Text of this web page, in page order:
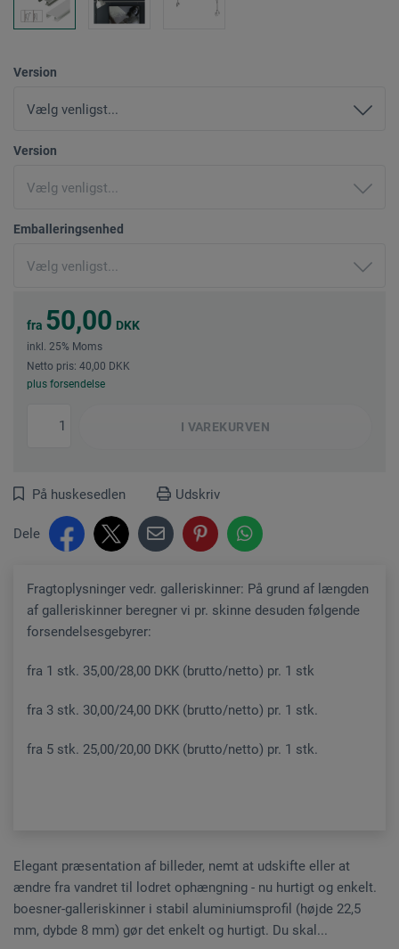
Version
Version
Emballeringsenhed
fra 50,00 DKK
inkl. 25% Moms
Netto pris: 40,00 DKK
plus forsendelse
I VAREKURVEN
På huskesedlen Udskriv
Dele
Fragtoplysninger vedr. galleriskinner: På grund af længden
af galleriskinner beregner vi pr. skinne desuden følgende
forsendelsesgebyrer:
fra 1 stk. 35,00/28,00 DKK (brutto/netto) pr. 1 stk
fra 3 stk. 30,00/24,00 DKK (brutto/netto) pr. 1 stk.
fra 5 stk. 25,00/20,00 DKK (brutto/netto) pr. 1 stk.
Elegant præsentation af billeder, nemt at udskifte eller at
ændre fra vandret til lodret ophængning - nu hurtigt og enkelt.
boesner-galleriskinner i stabil aluminiumsprofil (højde 22,5
mm, dybde 8 mm) gør det enkelt og hurtigt. Du skal...